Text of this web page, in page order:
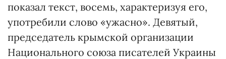
показал текст, восемь, характеризуя его,
употребили слово «ужасно». Девятый,
председатель крымской организации
Национального союза писателей Украины